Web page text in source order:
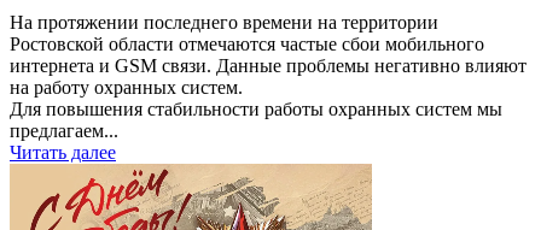
На протяжении последнего времени на территории
Ростовской области отмечаются частые сбои мобильного
интернета и GSM связи. Данные проблемы негативно влияют
на работу охранных систем.
Для повышения стабильности работы охранных систем мы
предлагаем...
Читать далее